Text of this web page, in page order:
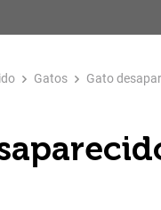
Gatos Gato